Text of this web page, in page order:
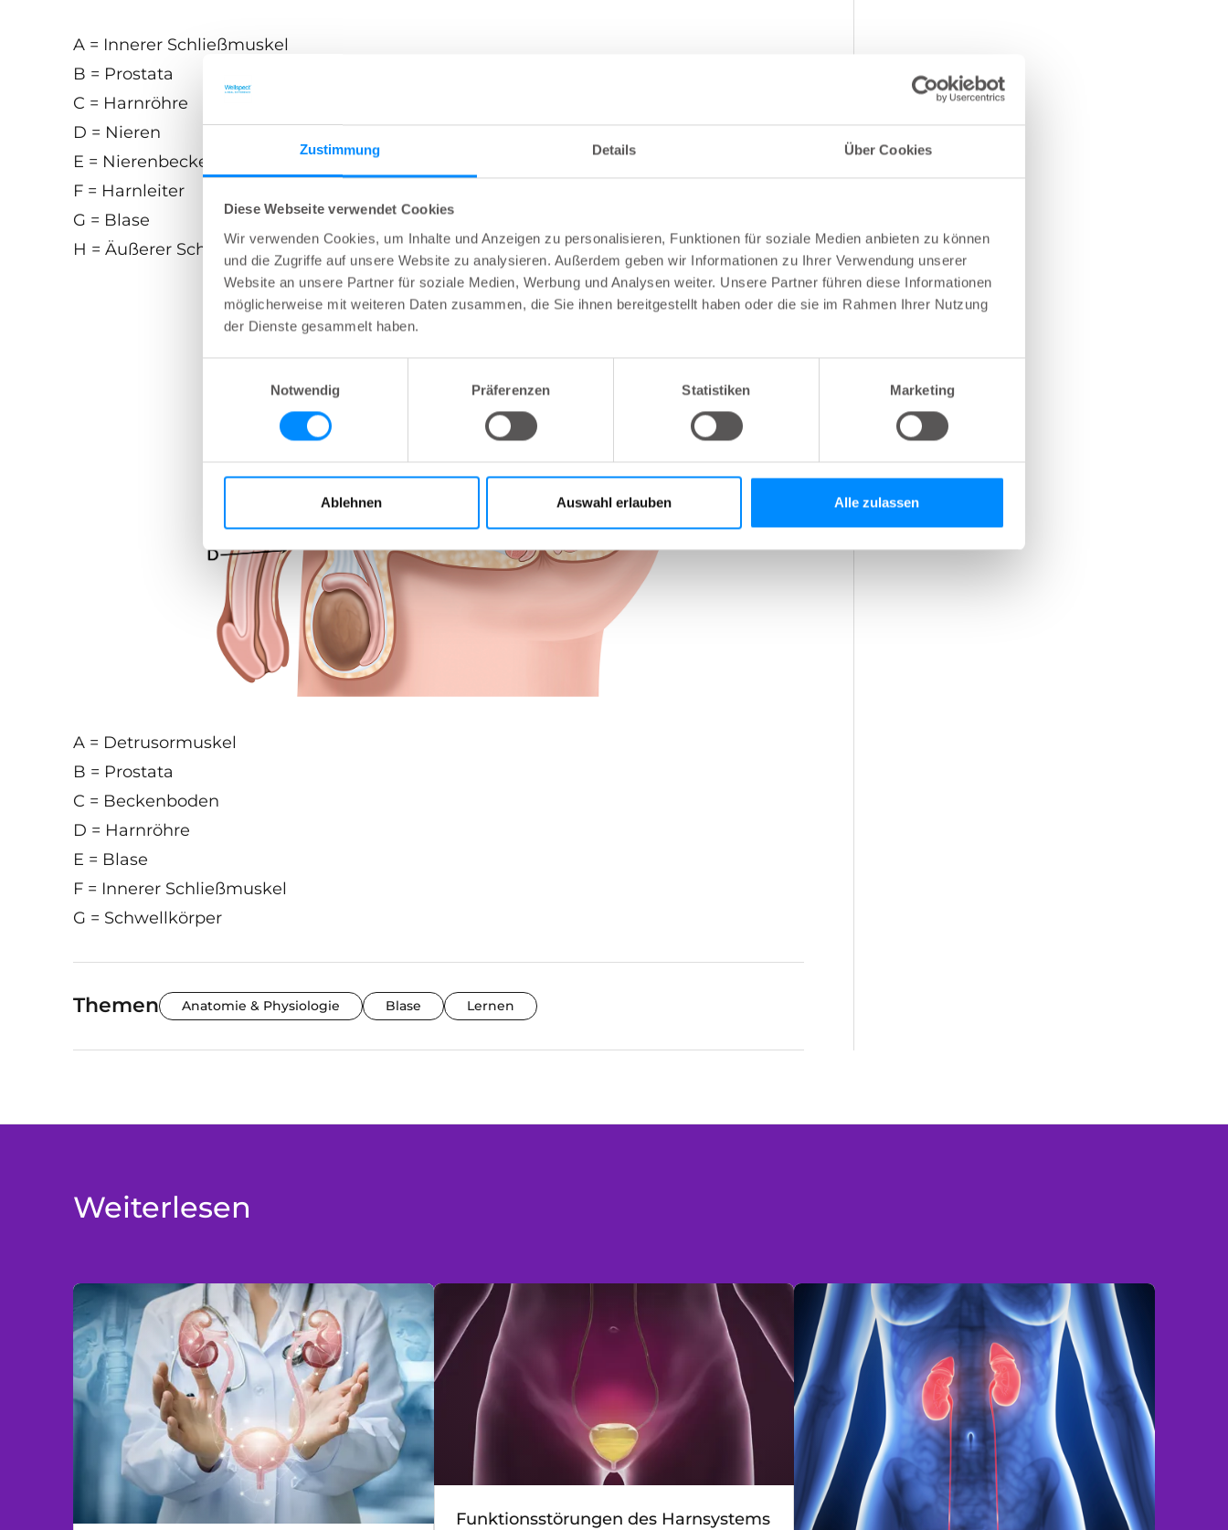
Zustimmung Details Über Cookies
Diese Webseite verwendet Cookies
Wir verwenden Cookies, um Inhalte und Anzeigen zu personalisieren, Funktionen für soziale Medien anbieten zu können
und die Zugriffe auf unsere Website zu analysieren. Außerdem geben wir Informationen zu Ihrer Verwendung unserer
Website an unsere Partner für soziale Medien, Werbung und Analysen weiter. Unsere Partner führen diese Informationen
möglicherweise mit weiteren Daten zusammen, die Sie ihnen bereitgestellt haben oder die sie im Rahmen Ihrer Nutzung
der Dienste gesammelt haben.
Notwendig
Präferenzen Statistiken Marketing
Ablehnen Auswahl erlauben Alle zulassen
A = Innerer Schließmuskel
B = Prostata
C = Harnröhre
D = Nieren
E = Nierenbecken
F = Harnleiter
G = Blase
H = Äußerer Schließmuskel
A = Detrusormuskel
B = Prostata
C = Beckenboden
D = Harnröhre
E = Blase
F = Innerer Schließmuskel
G = Schwellkörper
Themen Anatomie & Physiologie Blase Lernen
Weiterlesen
Funktionsstörungen des Harnsystems